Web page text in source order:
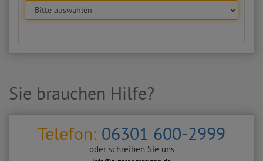
Sie brauchen Hilfe?
Telefon: 06301 600-2999
oder schreiben Sie uns